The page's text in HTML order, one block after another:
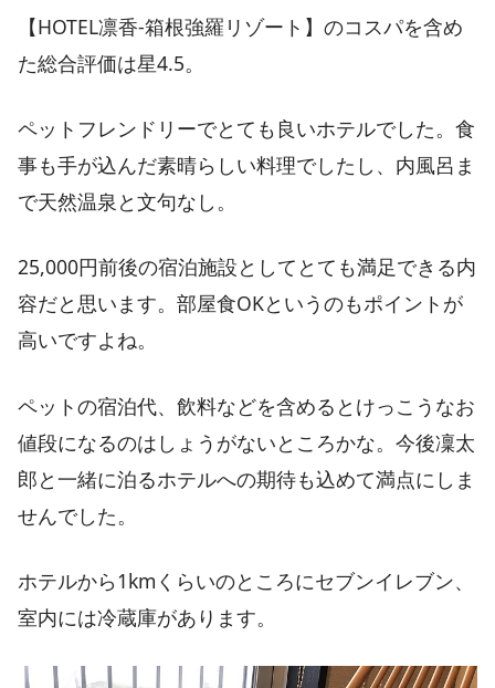
【HOTEL凛香-箱根強羅リゾート】のコスパを含め
た総合評価は星4.5。
ペットフレンドリーでとても良いホテルでした。食
事も手が込んだ素晴らしい料理でしたし、内風呂ま
で天然温泉と文句なし。
25,000円前後の宿泊施設としてとても満足できる内
容だと思います。部屋食OKというのもポイントが
高いですよね。
ペットの宿泊代、飲料などを含めるとけっこうなお
値段になるのはしょうがないところかな。今後凜太
郎と一緒に泊るホテルへの期待も込めて満点にしま
せんでした。
ホテルから1kmくらいのところにセブンイレブン、
室内には冷蔵庫があります。